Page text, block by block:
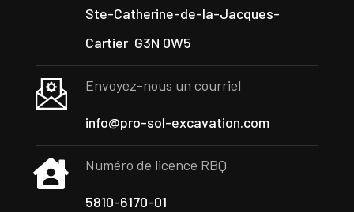
Ste-Catherine-de-la-Jacques-
Cartier G3N 0W5
Envoyez-nous un courriel
info@pro-sol-excavation.com
Numéro de licence RBQ
5810-6170-01